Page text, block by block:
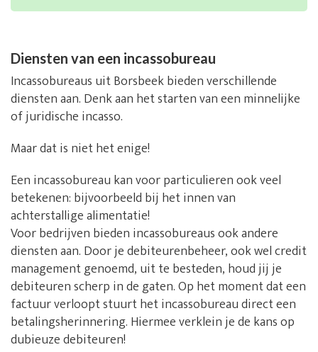
Diensten van een incassobureau
Incassobureaus uit Borsbeek bieden verschillende
diensten aan. Denk aan het starten van een minnelijke
of juridische incasso.
Maar dat is niet het enige!
Een incassobureau kan voor particulieren ook veel
betekenen: bijvoorbeeld bij het innen van
achterstallige alimentatie!
Voor bedrijven bieden incassobureaus ook andere
diensten aan. Door je debiteurenbeheer, ook wel credit
management genoemd, uit te besteden, houd jij je
debiteuren scherp in de gaten. Op het moment dat een
factuur verloopt stuurt het incassobureau direct een
betalingsherinnering. Hiermee verklein je de kans op
dubieuze debiteuren!